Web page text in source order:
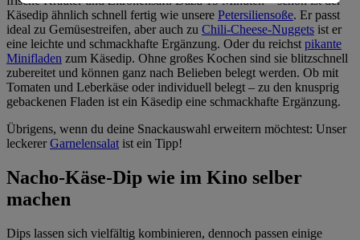
Käsedip ähnlich schnell fertig wie unsere Petersiliensoße. Er passt
ideal zu Gemüsestreifen, aber auch zu Chili-Cheese-Nuggets ist er
eine leichte und schmackhafte Ergänzung. Oder du reichst pikante
Minifladen zum Käsedip. Ohne großes Kochen sind sie blitzschnell
zubereitet und können ganz nach Belieben belegt werden. Ob mit
Tomaten und Leberkäse oder individuell belegt – zu den knusprig
gebackenen Fladen ist ein Käsedip eine schmackhafte Ergänzung.
Übrigens, wenn du deine Snackauswahl erweitern möchtest: Unser
leckererGarnelensalat ist ein Tipp!
Nacho-Käse-Dip wie im Kino selber
machen
Dips lassen sich vielfältig kombinieren, dennoch passen einige
Informationen zum Herausgeber der Seite findest du
imImpressum